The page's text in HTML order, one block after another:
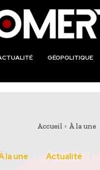
GÉOPOLITIQUE
Accueil À la une
la une Actualité